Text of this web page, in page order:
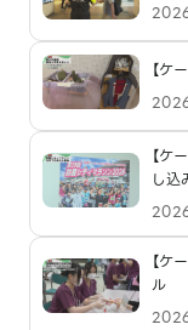
【ケ
【ケ
し込
【ケ
ル